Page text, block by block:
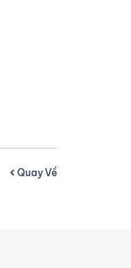
Quay Về